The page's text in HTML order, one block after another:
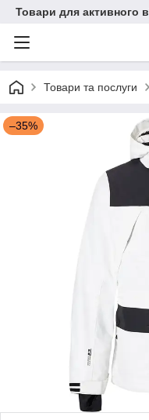
Товари для активного
Товари та послуги
–35%